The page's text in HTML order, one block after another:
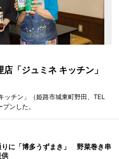
店「ジュミネ キッチン」
チン」（姫路市城東町野田、TEL
ンした。
りに「博多うずまき」 野菜巻き串
供